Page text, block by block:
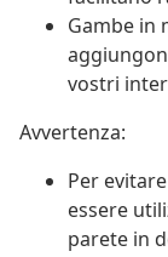
Gambe in
vostri
Avvertenza:
Per
essere
parete in